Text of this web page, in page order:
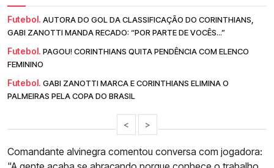
Futebol. AUTORA DO GOL DA CLASSIFICAÇÃO DO CORINTHIANS,
GABI ZANOTTI MANDA RECADO: “POR PARTE DE VOCÊS...”
Futebol. PAGOU! CORINTHIANS QUITA PENDÊNCIA COM ELENCO
FEMININO
Futebol. GABI ZANOTTI MARCA E CORINTHIANS ELIMINA O
PALMEIRAS PELA COPA DO BRASIL
< >
Comandante alvinegra comentou conversa com jogadora: